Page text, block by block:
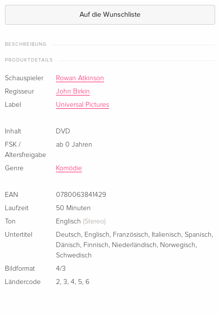
Auf die Wunschliste
BESCHREIBUNG
PRODUKTDETAILS
Schauspieler
Rowan Atkinson
Regisseur
John Birkin
Label
Universal Pictures
Inhalt
DVD
FSK /
Altersfreigabe
ab 0 Jahren
Genre Komödie
EAN
0780063841429
Laufzeit
50 Minuten
Ton
Englisch (Stereo)
Untertitel
Deutsch, Englisch, Französisch, Italienisch, Spanisch,
Dänisch, Finnisch, Niederländisch, Norwegisch,
Schwedisch
Bildformat
4/3
Ländercode
2, 3, 4, 5, 6